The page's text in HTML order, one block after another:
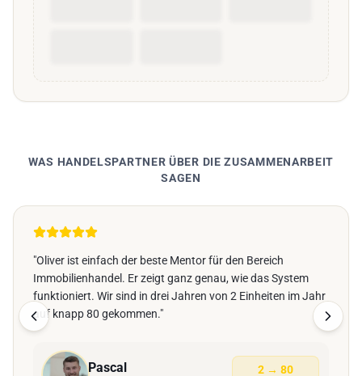
WAS HANDELSPARTNER ÜBER DIE ZUSAMMENARBEIT
SAGEN
"Oliver ist einfach der beste Mentor für den Bereich
Immobilienhandel. Er zeigt ganz genau, wie das System
funktioniert. Wir sind in drei Jahren von 2 Einheiten im Jahr
auf knapp 80 gekommen."
Pascal 2 → 80